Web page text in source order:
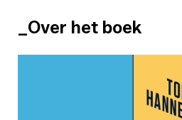
_Over het boek